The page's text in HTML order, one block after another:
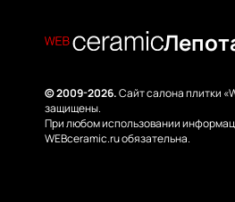
© 2009-2026.Сайт салона плитки
защищены.
При любом использовании
WEBceramic.ru обязательна.